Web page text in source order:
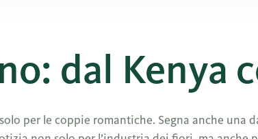
dal Kenya
per le coppie romantiche. Segna anche una